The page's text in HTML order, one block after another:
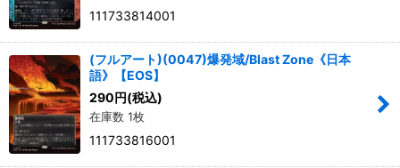
111733814001
(フルアート)(0047)爆発域/Blast Zone《日本
語》【EOS】
290円(税込)
在庫数 1枚
111733816001